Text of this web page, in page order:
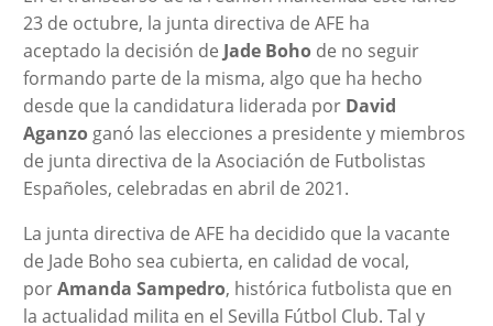
23 de octubre, la junta directiva de AFE ha
aceptado la decisión de Jade Bohode no seguir
formando parte de la misma, algo que ha hecho
desde que la candidatura liderada por David
Aganzoganó las elecciones a presidente y miembros
de junta directiva de la Asociación de Futbolistas
Españoles, celebradas en abril de 2021.
La junta directiva de AFE ha decidido que la vacante
de Jade Boho sea cubierta, en calidad de vocal,
porAmanda Sampedro, histórica futbolista que en
la actualidad milita en el Sevilla Fútbol Club. Tal y